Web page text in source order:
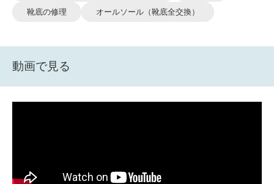
靴底の修理 オールソール（靴底全交換）
動画で見る